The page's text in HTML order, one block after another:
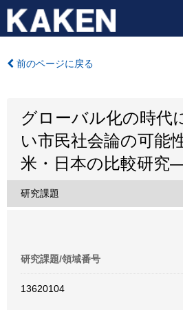
前のページに戻る
グローバル化の時代
い市民社会論の可能
米・日本の比較研究
研究課題
研究課題/領域番号
13620104